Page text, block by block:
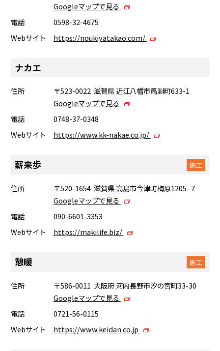
Googleマップで見る
電話
0598-32-4675
Webサイト
https://noukiyatakao.com/
ナカエ
住所
〒523-0022 滋賀県 近江八幡市馬淵町633-1
Googleマップで見る
電話
0748-37-0348
Webサイト
https://www.kk-nakae.co.jp/
薪来歩 施工
住所
〒520-1654 滋賀県 高島市今津町梅原1205-７
Googleマップで見る
電話
090-6601-3353
Webサイト
https://makilife.biz/
憩暖 施工
住所
〒586-0011 大阪府 河内長野市汐の宮町33-30
Googleマップで見る
電話
0721-56-0115
Webサイト
https://www.keidan.co.jp